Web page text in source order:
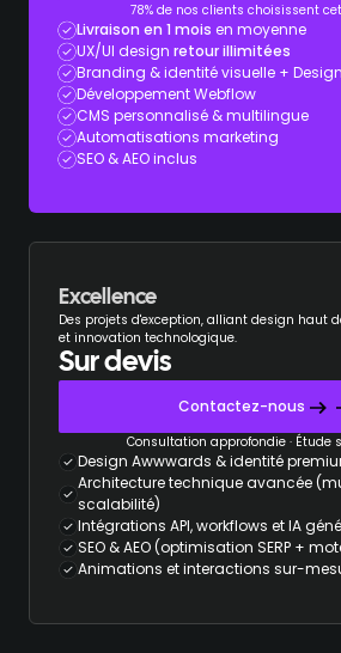
78% de nos clients choisissent
Livraison en 1 mois en moyenne
UX/UI design retour illimitées
Branding & identité visuelle +
Développement Webflow
CMS personnalisé & multilingue
Automatisations marketing
SEO & AEO inclus
Excellence
Des projets d'exception, alliant design haut
et innovation technologique.
Sur devis
Contactez-nous
Consultation approfondie · Étude
Design Awwwards & identité
Architecture technique avancée
scalabilité)
Intégrations API, workflows et IA
SEO & AEO (optimisation SERP +
Animations et interactions sur-